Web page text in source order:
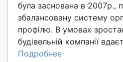
була заснована в 2007р.,
збалансовану систему
профілю. В умовах
будівельній компанії
Подробнее